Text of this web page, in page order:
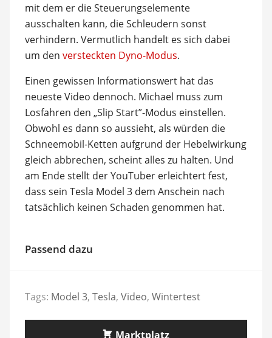
mit dem er die Steuerungselemente
ausschalten kann, die Schleudern sonst
verhindern. Vermutlich handelt es sich dabei
um den versteckten Dyno-Modus.
Einen gewissen Informationswert hat das
neueste Video dennoch. Michael muss zum
Losfahren den „Slip Start”-Modus einstellen.
Obwohl es dann so aussieht, als würden die
Schneemobil-Ketten aufgrund der Hebelwirkung
gleich abbrechen, scheint alles zu halten. Und
am Ende stellt der YouTuber erleichtert fest,
dass sein Tesla Model 3 dem Anschein nach
tatsächlich keinen Schaden genommen hat.
Passend dazu
Tags: Model 3, Tesla, Video, Wintertest
Marktplatz